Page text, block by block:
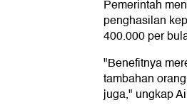
Pemerintah
penghasilan
400.000 per
"Benefitnya
tambahan
juga," ungkap